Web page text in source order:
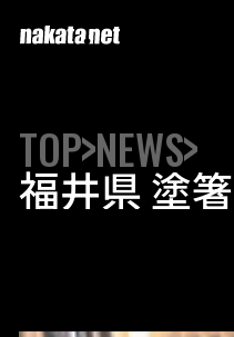
TOP NEWS
福井県 塗箸の美しさを
極める 「